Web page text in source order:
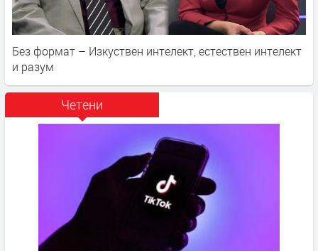
Без формат – Изкуствен интелект, естествен интелект
и разум
Четени